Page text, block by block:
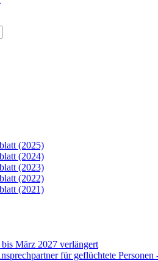
(2025)
(2024)
(2023)
(2022)
(2021)
März 2027 verlängert
für geflüchtete Personen